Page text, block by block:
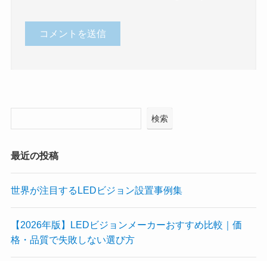
検索
最近の投稿
世界が注目するLEDビジョン設置事例集
【2026年版】LEDビジョンメーカーおすすめ比較｜価
格・品質で失敗しない選び方